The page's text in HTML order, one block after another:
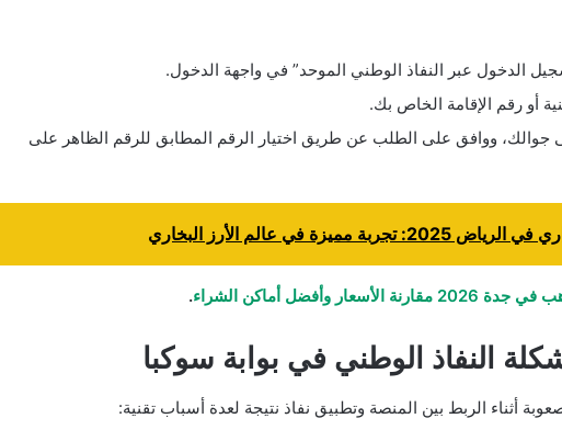
الدخول عبر النفاذ الوطني الموحد” في واجهة الدخول.
أو رقم الإقامة الخاص بك.
جوالك، ووافق على الطلب عن طريق اختيار الرقم المطابق للرقم الظاهر على
تجربة مميزة في عالم الأرز البخاري
وأفضل أماكن الشراء .
النفاذ الوطني في بوابة سوكبا
أثناء الربط بين المنصة وتطبيق نفاذ نتيجة لعدة أسباب تقنية: